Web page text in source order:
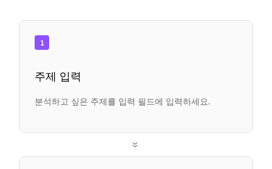
1
주제 입력
분석하고 싶은 주제를 입력 필드에 입력하세요.
»